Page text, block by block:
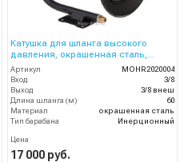
Катушка для шланга высокого
давления, окрашенная сталь,
вместимость 3/8 60m, 275bar,
3/8внеш
Артикул
MOHR2020004
Вход
3/8
Выход
3/8 внеш
Длина шланга (м)
60
Материал
окрашенная сталь
Тип барабана
Инерционный
Цена
17 000 руб.